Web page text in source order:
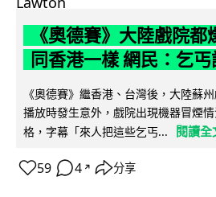
《奧德賽》大陸戲院
同香港一樣 網民：乞丐
《奧德賽》繼香港、台灣後，大陸蘇
播放時發生意外，戲院出現機器冒煙
格，字幕「來人把這些乞丐...
閱讀全
59 4 ↗ 分享